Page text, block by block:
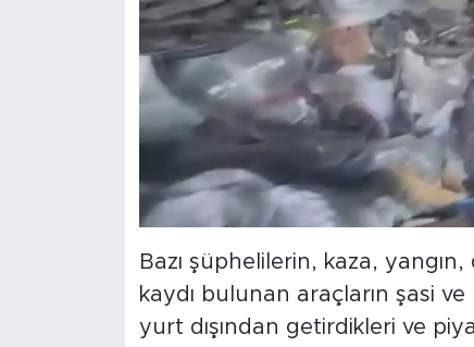
Bazı şüphelilerin, kaza,
kaydı bulunan araçların şasi
yurt dışından getirdikleri ve